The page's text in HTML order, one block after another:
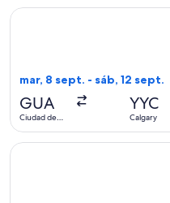
mar, 8 sept. - sáb, 12 sept.
GUA
Ciudad de
YYC
Calgary
Seleccionar vuelo de
Seleccionar vuelo de